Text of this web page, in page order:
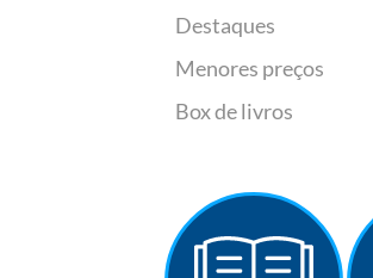
Destaques
Menores preços
Box de livros